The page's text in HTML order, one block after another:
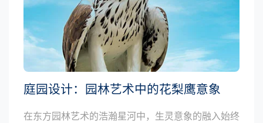
庭园设计：园林艺术中的花梨鹰意象
在东方园林艺术的浩瀚星河中，生灵意象的融入始终